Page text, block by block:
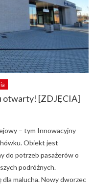
otwarty! [ZDJĘCIA]
– tym Innowacyjny
Obiekt jest
do potrzeb pasażerów o
podróżnych.
malucha. Nowy dworzec